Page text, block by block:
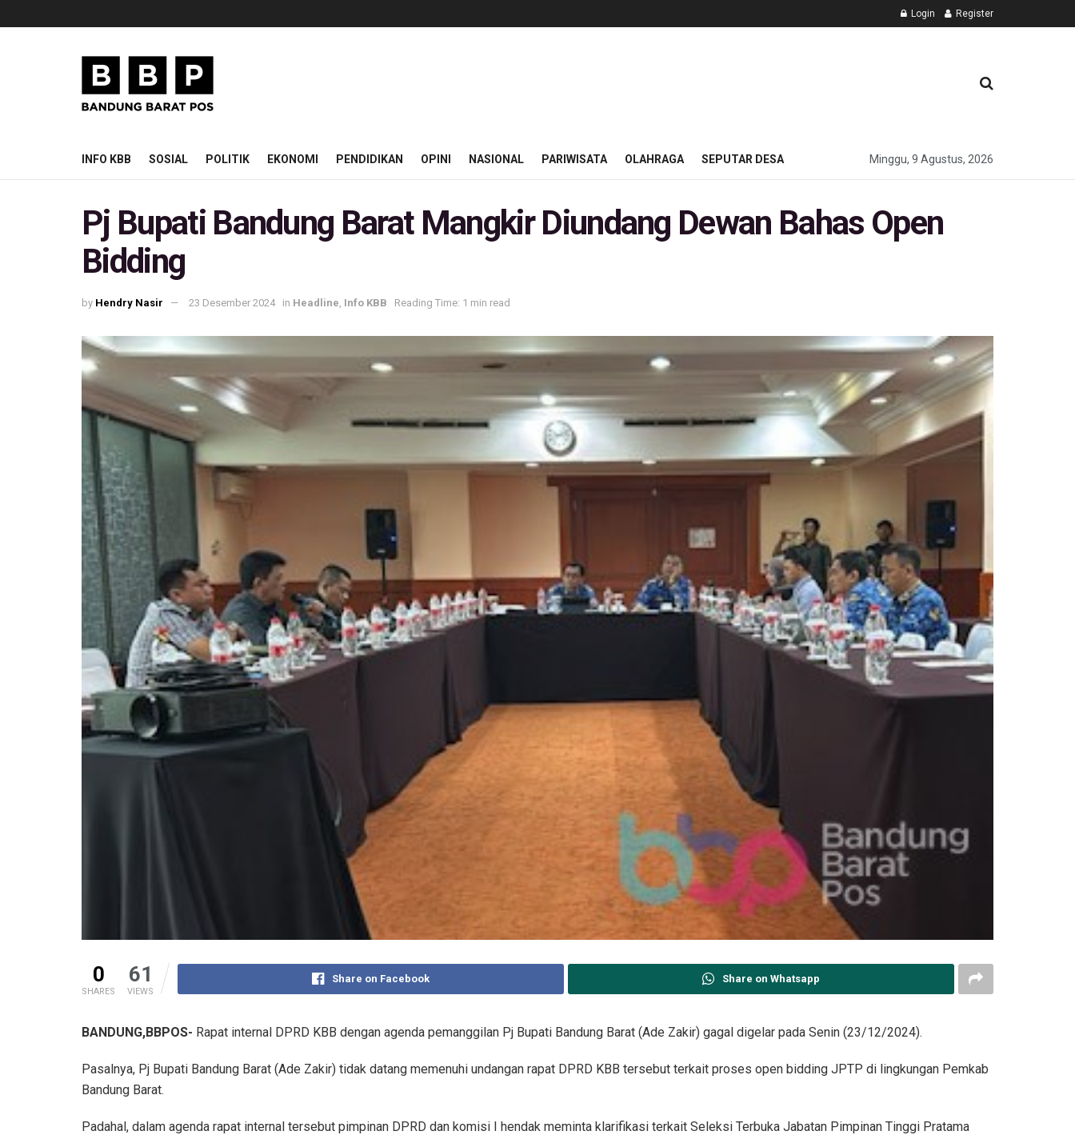
Login Register
INFO KBB SOSIAL POLITIK EKONOMI PENDIDIKAN OPINI NASIONAL PARIWISATA OLAHRAGA SEPUTAR DESA Minggu, 9 Agustus, 2026
Pj Bupati Bandung Barat Mangkir Diundang Dewan Bahas Open
Bidding
by Hendry Nasir 23 Desember 2024 in Headline Info KBB Reading Time: 1 min read
0
SHARES
61
VIEWS
Share on Facebook Share on Whatsapp
BANDUNG,BBPOS- Rapat internal DPRD KBB dengan agenda pemanggilan Pj Bupati Bandung Barat (Ade Zakir) gagal digelar pada Senin (23/12/2024).
Pasalnya, Pj Bupati Bandung Barat (Ade Zakir) tidak datang memenuhi undangan rapat DPRD KBB tersebut terkait proses open bidding JPTP di lingkungan Pemkab
Bandung Barat.
Padahal, dalam agenda rapat internal tersebut pimpinan DPRD dan komisi I hendak meminta klarifikasi terkait Seleksi Terbuka Jabatan Pimpinan Tinggi Pratama